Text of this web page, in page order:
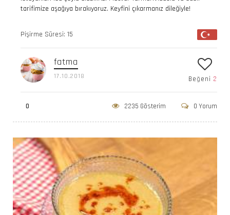
tarifimize aşağıya bırakıyoruz. Keyfini çıkarmanız dileğiyle!
Pişirme Süresi: 15
fatma
17.10.2018 Beğeni 2
0 0 Yorum
2235 Gösterim